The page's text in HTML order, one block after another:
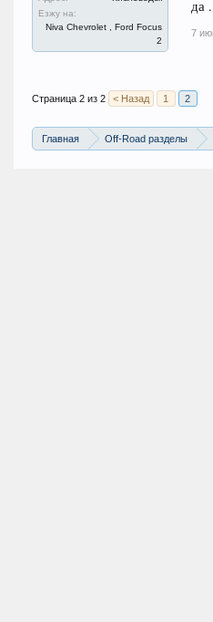
Езжу на:
Niva Chevrolet , Ford Focus
2
да
7
Страница 2 из 2 < Назад 1 2
Главная Off-Road разделы